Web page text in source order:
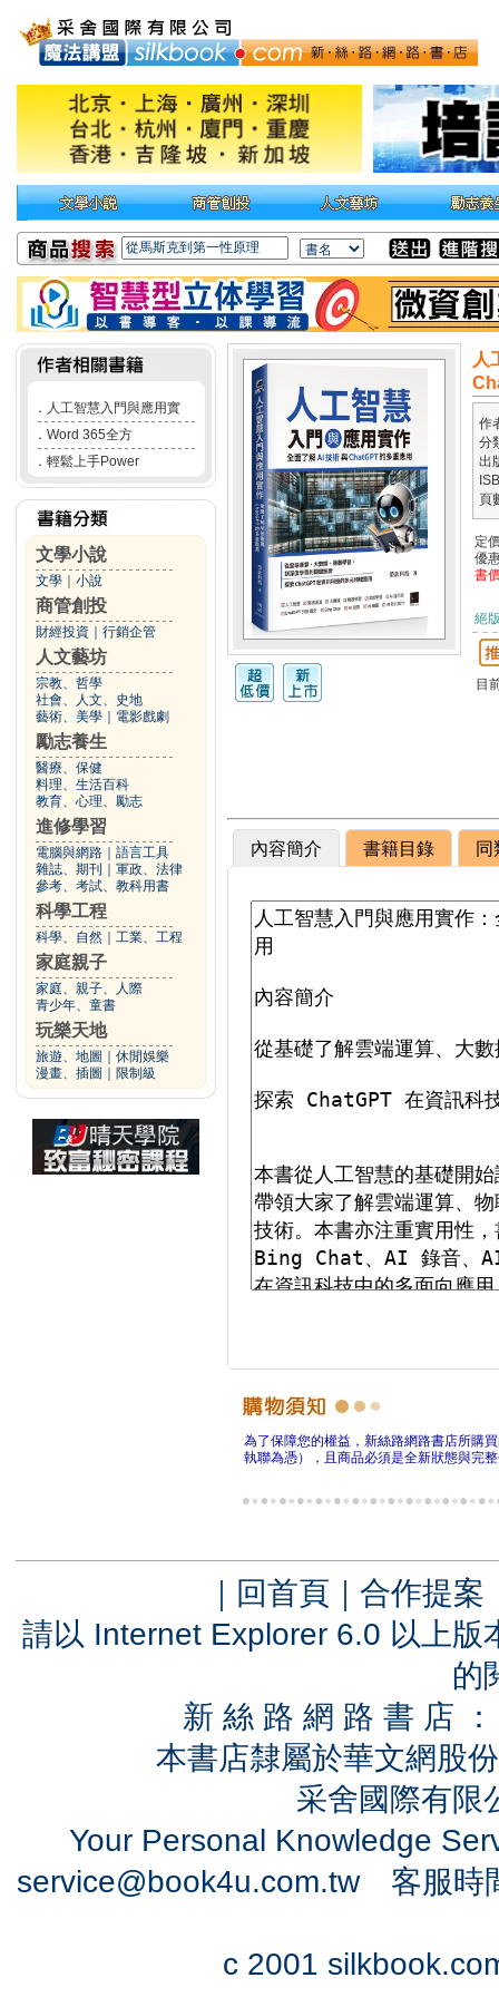
． 人工智慧入門與應用實
． Word 365全方
． 輕鬆上手Power
文學小說
文學 小說
商管創投
財經投資 行銷企管
人文藝坊
宗教、哲學
社會、人文、史地
藝術、美學
電影戲劇
勵志養生
醫療、保健
料理、生活百科
教育、心理、勵志
進修學習
電腦與網路
語言工具
雜誌、期刊
軍政、法律
參考、考試、教科用書
科學工程
科學、自然 工業、工程
家庭親子
家庭、親子、人際
青少年、童書
玩樂天地
旅遊、地圖
休閒娛樂
漫畫、插圖
限制級
人
作
分
出
頁
定
優
書
絕
目
內容簡介 書籍目錄 同
為了保障您的權益，新絲路網路書店所購
執聯為憑），且商品必須是全新狀態與完
｜ 回首頁 ｜ 合作提案
請以 Internet Explorer 6.0 以上
的
新 絲 路 網 路 書 店
本書店隸屬於華文網股
采舍國際有
Your Personal Knowledge
service@book4u.com.tw客服時
c 2001